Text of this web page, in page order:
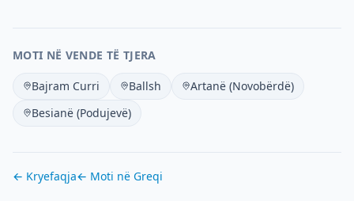
MOTI NË VENDE TË TJERA
Bajram Curri Ballsh
Artanë (Novobërdë)
Besianë (Podujevë)
← Kryefaqja← Moti në Greqi